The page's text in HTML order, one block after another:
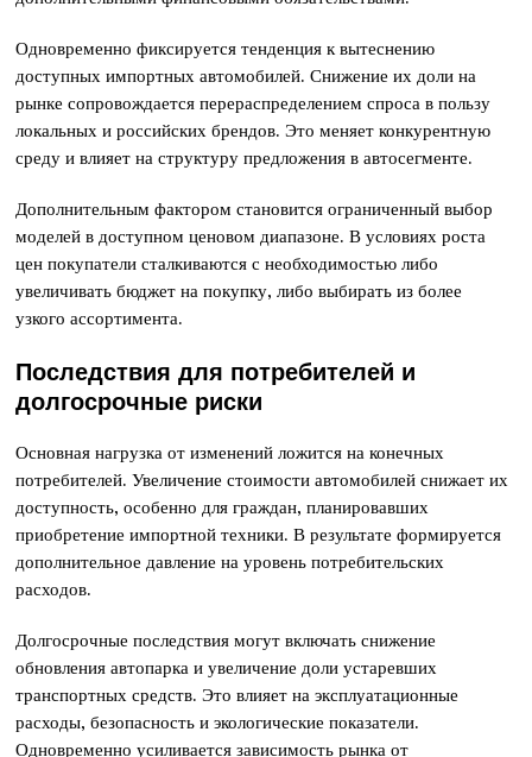
Одновременно фиксируется тенденция к вытеснению
доступных импортных автомобилей. Снижение их доли на
рынке сопровождается перераспределением спроса в пользу
локальных и российских брендов. Это меняет конкурентную
среду и влияет на структуру предложения в автосегменте.
Дополнительным фактором становится ограниченный выбор
моделей в доступном ценовом диапазоне. В условиях роста
цен покупатели сталкиваются с необходимостью либо
увеличивать бюджет на покупку, либо выбирать из более
узкого ассортимента.
Последствия для потребителей и
долгосрочные риски
Основная нагрузка от изменений ложится на конечных
потребителей. Увеличение стоимости автомобилей снижает их
доступность, особенно для граждан, планировавших
приобретение импортной техники. В результате формируется
дополнительное давление на уровень потребительских
расходов.
Долгосрочные последствия могут включать снижение
обновления автопарка и увеличение доли устаревших
транспортных средств. Это влияет на эксплуатационные
расходы, безопасность и экологические показатели.
Одновременно усиливается зависимость рынка от